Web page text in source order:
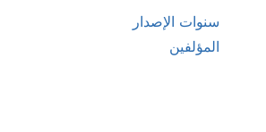
سنوات الإصدار
المؤلفين